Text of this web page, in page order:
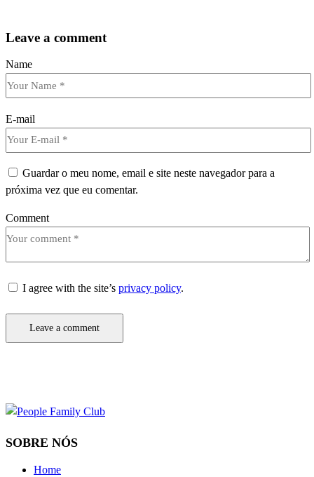
Leave a comment
Name
E-mail
Guardar o meu nome, email e site neste navegador para a
próxima vez que eu comentar.
Comment
I agree with the site’s privacy policy.
SOBRE NÓS
Home